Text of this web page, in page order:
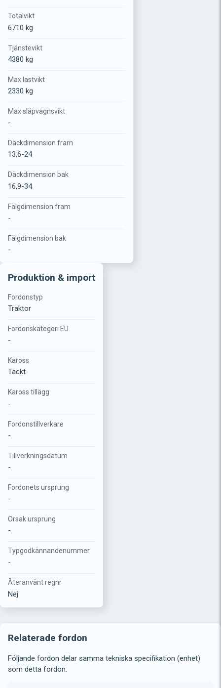
Totalvikt
6710 kg
Tjänstevikt
4380 kg
Max lastvikt
2330 kg
Max släpvagnsvikt
-
Däckdimension fram
13,6-24
Däckdimension bak
16,9-34
Fälgdimension fram
-
Fälgdimension bak
-
Produktion & import
Fordonstyp
Traktor
Fordonskategori EU
-
Kaross
Täckt
Kaross tillägg
-
Fordonstillverkare
-
Tillverkningsdatum
-
Fordonets ursprung
-
Orsak ursprung
-
Typgodkännandenummer
-
Återanvänt regnr
Nej
Relaterade fordon
Följande fordon delar samma tekniska specifikation (enhet)
som detta fordon: